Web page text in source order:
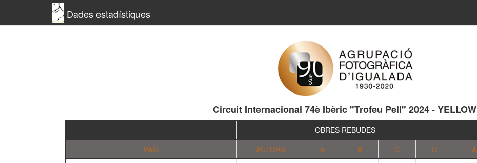
Dades estadístiques
Circuit Internacional 74è Ibèric "Trofeu Pell" 2024 - YELLOW
OBRES REBUDES
PAÍS
AUTORS A B C D A